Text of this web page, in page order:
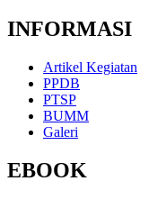
INFORMASI
Artikel Kegiatan
PPDB
PTSP
BUMM
Galeri
EBOOK